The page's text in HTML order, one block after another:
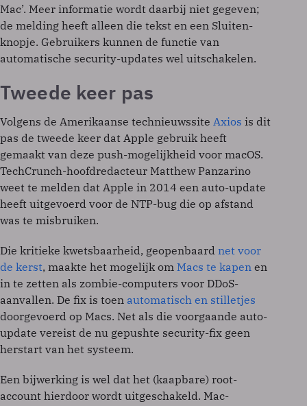
Mac’. Meer informatie wordt daarbij niet gegeven;
de melding heeft alleen die tekst en een Sluiten-
knopje. Gebruikers kunnen de functie van
automatische security-updates wel uitschakelen.
Tweede keer pas
Volgens de Amerikaanse technieuwssite Axios is dit
pas de tweede keer dat Apple gebruik heeft
gemaakt van deze push-mogelijkheid voor macOS.
TechCrunch-hoofdredacteur Matthew Panzarino
weet te melden dat Apple in 2014 een auto-update
heeft uitgevoerd voor de NTP-bug die op afstand
was te misbruiken.
Die kritieke kwetsbaarheid, geopenbaard net voor
de kerst, maakte het mogelijk om Macs te kapen en
in te zetten als zombie-computers voor DDoS-
aanvallen. De fix is toen automatisch en stilletjes
doorgevoerd op Macs. Net als die voorgaande auto-
update vereist de nu gepushte security-fix geen
herstart van het systeem.
Een bijwerking is wel dat het (kaapbare) root-
account hierdoor wordt uitgeschakeld. Mac-